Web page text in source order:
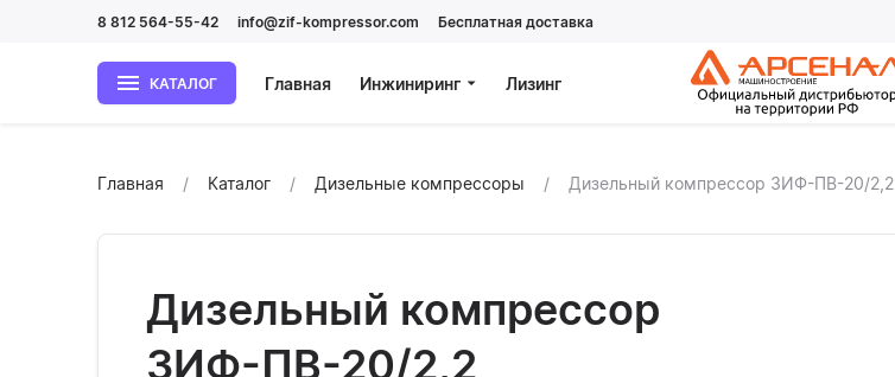
8 812 564-55-42 info@zif-kompressor.com Бесплатная доставка
КАТАЛОГ Главная Инжиниринг Лизинг
Главная Каталог Дизельные компрессоры Дизельный компрессор ЗИФ-ПВ-20/2,2
Дизельный компрессор
ЗИФ-ПВ-20/2,2